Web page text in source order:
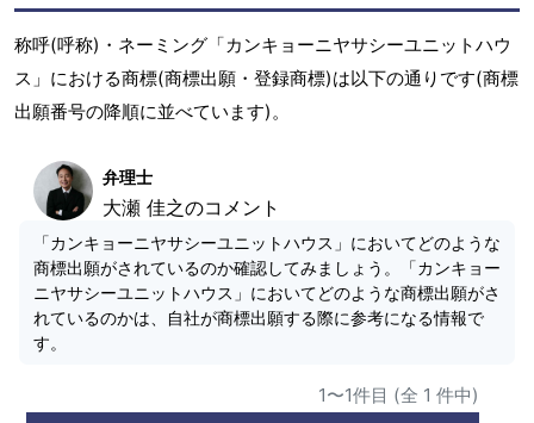
称呼(呼称)・ネーミング「カンキョーニヤサシーユニットハウ
ス」における商標(商標出願・登録商標)は以下の通りです(商標
出願番号の降順に並べています)。
弁理士
大瀬 佳之のコメント
「カンキョーニヤサシーユニットハウス」においてどのような
商標出願がされているのか確認してみましょう。「カンキョー
ニヤサシーユニットハウス」においてどのような商標出願がさ
れているのかは、自社が商標出願する際に参考になる情報で
す。
1〜1件目 (全 1 件中)